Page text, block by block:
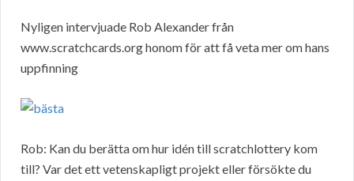
Nyligen intervjuade Rob Alexander från
www.scratchcards.org honom för att få veta mer om hans
uppfinning
Rob: Kan du berätta om hur idén till scratchlottery kom
till? Var det ett vetenskapligt projekt eller försökte du